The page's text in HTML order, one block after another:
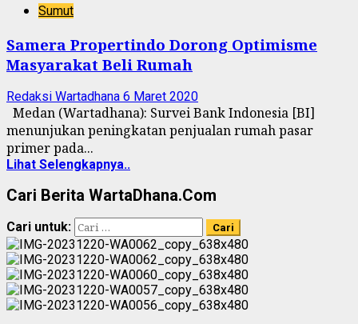
Sumut
Samera Propertindo Dorong Optimisme
Masyarakat Beli Rumah
Redaksi Wartadhana 6 Maret 2020
Medan (Wartadhana): Survei Bank Indonesia [BI]
menunjukan peningkatan penjualan rumah pasar
primer pada...
Lihat Selengkapnya..
Cari Berita WartaDhana.Com
Cari untuk: